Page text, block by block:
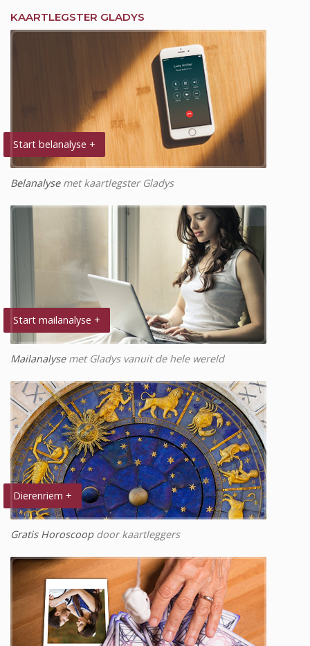
KAARTLEGSTER GLADYS
Start belanalyse +
Belanalysemet kaartlegster Gladys
Start mailanalyse +
Mailanalysemet Gladys vanuit de hele wereld
Dierenriem +
Gratis Horoscoopdoor kaartleggers